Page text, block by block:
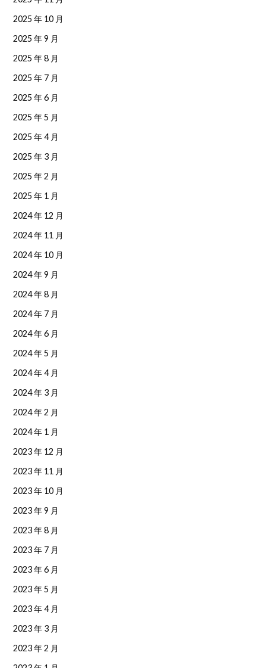
2025 年 10 月
2025 年 9 月
2025 年 8 月
2025 年 7 月
2025 年 6 月
2025 年 5 月
2025 年 4 月
2025 年 3 月
2025 年 2 月
2025 年 1 月
2024 年 12 月
2024 年 11 月
2024 年 10 月
2024 年 9 月
2024 年 8 月
2024 年 7 月
2024 年 6 月
2024 年 5 月
2024 年 4 月
2024 年 3 月
2024 年 2 月
2024 年 1 月
2023 年 12 月
2023 年 11 月
2023 年 10 月
2023 年 9 月
2023 年 8 月
2023 年 7 月
2023 年 6 月
2023 年 5 月
2023 年 4 月
2023 年 3 月
2023 年 2 月